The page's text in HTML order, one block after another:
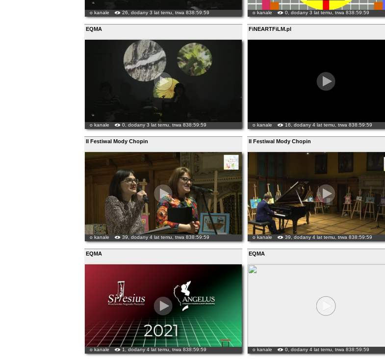
o kanale 26, dodany 3 lat temu, trwa 838:59:59 o kanale 0, dodany 3 lat temu, trwa 838:59:59
EQMA
o kanale 0, dodany 3 lat temu, trwa 838:59:59
FiNEARTFiLM.pl
o kanale 16, dodany 4 lat temu, trwa 838:59:59
II Festiwal Mody Chopin
o kanale 39, dodany 4 lat temu, trwa 838:59:59
II Festiwal Mody Chopin
o kanale 39, dodany 4 lat temu, trwa 838:59:59
EQMA
o kanale 1, dodany 4 lat temu, trwa 838:59:59
EQMA
o kanale 0, dodany 4 lat temu, trwa 838:59:59